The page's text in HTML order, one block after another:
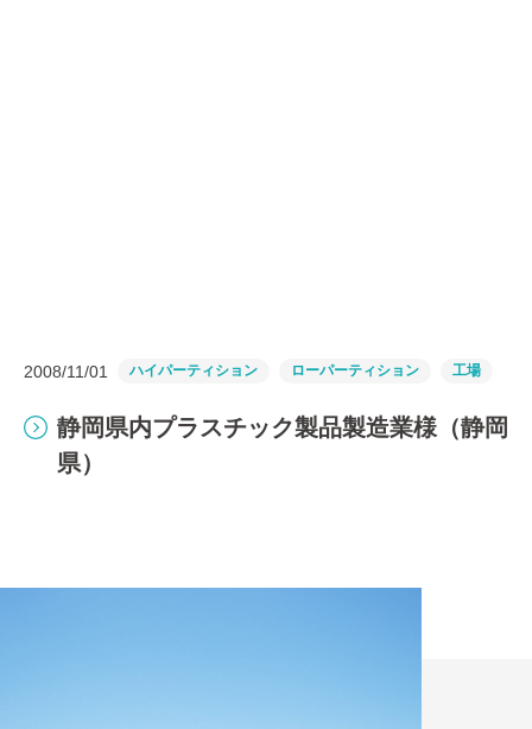
2008/11/01 ハイパーティション ローパーティション 工場
静岡県内プラスチック製品製造業様（静岡
県）